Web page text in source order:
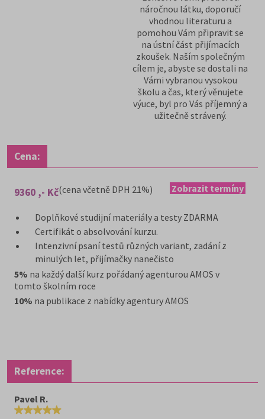
náročnou látku, doporučí
vhodnou literaturu a
pomohou Vám připravit se
na ústní část přijímacích
zkoušek. Naším společným
cílem je, abyste se dostali na
Vámi vybranou vysokou
školu a čas, který věnujete
výuce, byl pro Vás příjemný a
užitečně strávený.
Cena:
9360 ,- Kč(cena včetně DPH 21%) Zobrazit termíny
Doplňkové studijní materiály a testy ZDARMA
Certifikát o absolvování kurzu.
Intenzivní psaní testů různých variant, zadání z
minulých let, přijímačky nanečisto
5% na každý další kurz pořádaný agenturou AMOS v
tomto školním roce
10% na publikace z nabídky agentury AMOS
Reference:
Pavel R.